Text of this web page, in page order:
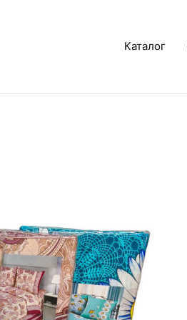
Каталог